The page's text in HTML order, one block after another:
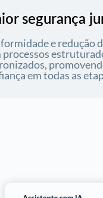
segurança
e redução
processos
em todas as